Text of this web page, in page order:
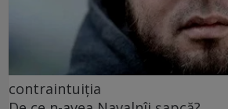
contraintuiția